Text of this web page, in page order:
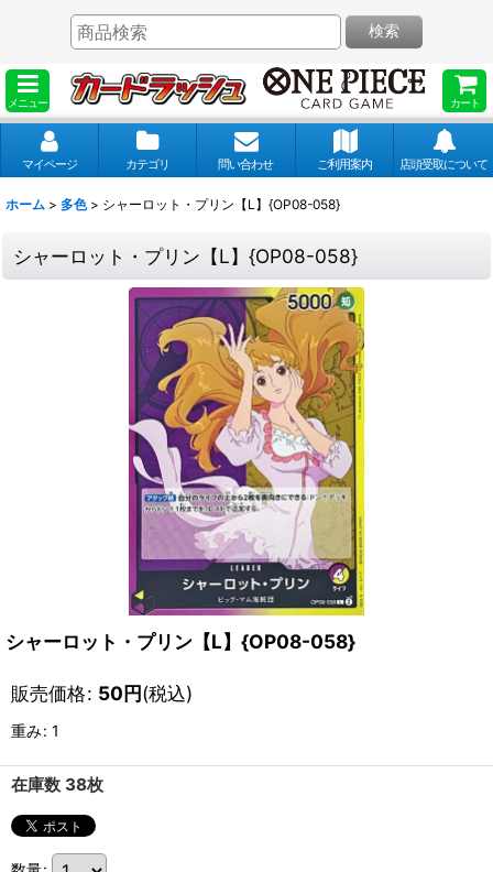
メニュー カート
検索
マイページ カテゴリ 問い合わせ ご利用案内 店頭受取について
ホーム > 多色 > シャーロット・プリン【L】{OP08-058}
シャーロット・プリン【L】{OP08-058}
シャーロット・プリン【L】{OP08-058}
販売価格: 50円(税込)
重み: 1
在庫数 38枚